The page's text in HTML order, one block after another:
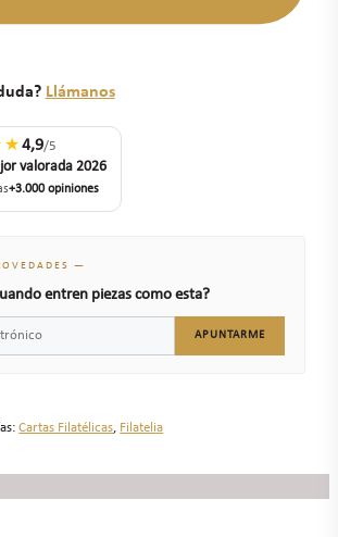
Llámanos
4,9/5
valorada 2026
+3.000 opiniones
—
entren piezas como esta?
APUNTARME
Cartas Filatélicas, Filatelia